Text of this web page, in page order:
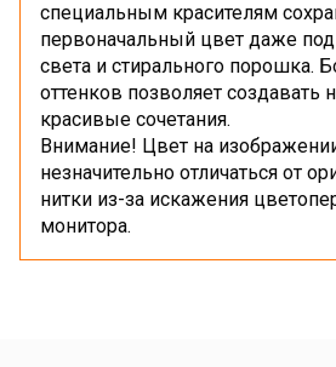
специальным красителям
первоначальный цвет даже
света и стирального порошка.
оттенков позволяет создавать
красивые сочетания.
Внимание! Цвет на
незначительно отличаться от
нитки из-за искажения
монитора.